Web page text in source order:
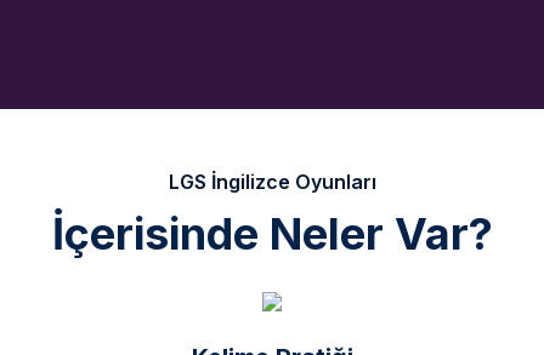
LGS İngilizce Oyunları
İçerisinde Neler Var?